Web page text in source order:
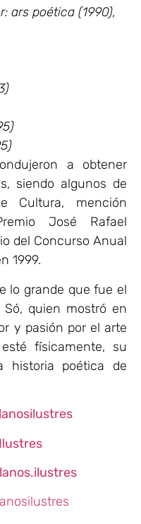
ars poética (1990),
a obtener
siendo algunos de
Cultura, mención
José Rafael
del Concurso Anual
1999.
lo grande que fue el
Só, quien mostró en
y pasión por el arte
físicamente, su
historia poética de